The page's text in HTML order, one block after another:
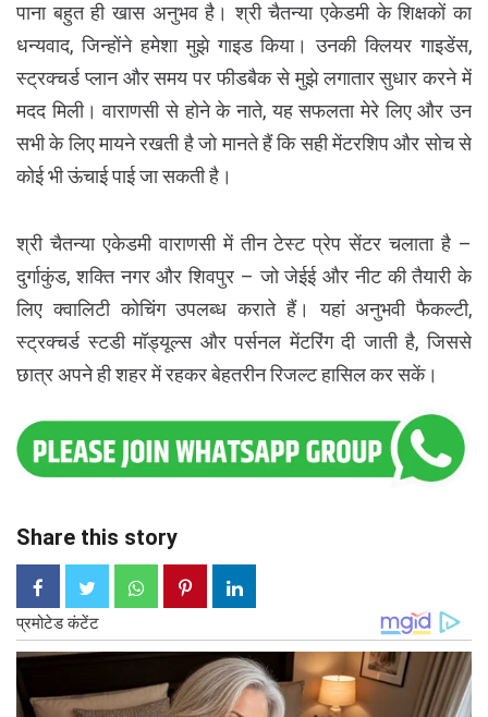
पाना बहुत ही खास अनुभव है। श्री चैतन्या एकेडमी के शिक्षकों का
धन्यवाद, जिन्होंने हमेशा मुझे गाइड किया। उनकी क्लियर गाइडेंस,
स्ट्रक्चर्ड प्लान और समय पर फीडबैक से मुझे लगातार सुधार करने में
मदद मिली। वाराणसी से होने के नाते, यह सफलता मेरे लिए और उन
सभी के लिए मायने रखती है जो मानते हैं कि सही मेंटरशिप और सोच से
कोई भी ऊंचाई पाई जा सकती है।
श्री चैतन्या एकेडमी वाराणसी में तीन टेस्ट प्रेप सेंटर चलाता है –
दुर्गाकुंड, शक्ति नगर और शिवपुर – जो जेईई और नीट की तैयारी के
लिए क्वालिटी कोचिंग उपलब्ध कराते हैं। यहां अनुभवी फैकल्टी,
स्ट्रक्चर्ड स्टडी मॉड्यूल्स और पर्सनल मेंटरिंग दी जाती है, जिससे
छात्र अपने ही शहर में रहकर बेहतरीन रिजल्ट हासिल कर सकें।
Share this story